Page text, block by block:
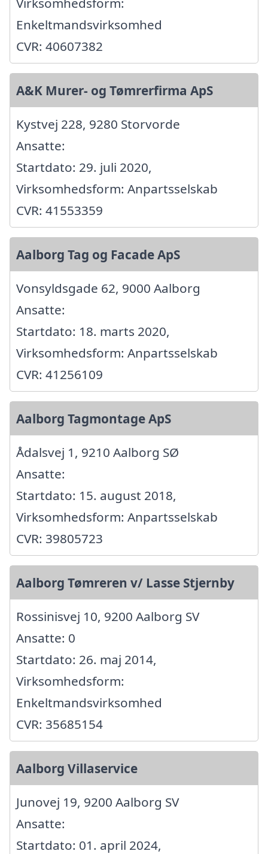
Enkeltmandsvirksomhed
CVR: 40607382
A&K Murer- og Tømrerfirma ApS
Kystvej 228, 9280 Storvorde
Ansatte:
Startdato: 29. juli 2020,
Virksomhedsform: Anpartsselskab
CVR: 41553359
Aalborg Tag og Facade ApS
Vonsyldsgade 62, 9000 Aalborg
Ansatte:
Startdato: 18. marts 2020,
Virksomhedsform: Anpartsselskab
CVR: 41256109
Aalborg Tagmontage ApS
Ådalsvej 1, 9210 Aalborg SØ
Ansatte:
Startdato: 15. august 2018,
Virksomhedsform: Anpartsselskab
CVR: 39805723
Aalborg Tømreren v/ Lasse Stjernby
Rossinisvej 10, 9200 Aalborg SV
Ansatte: 0
Startdato: 26. maj 2014,
Virksomhedsform:
Enkeltmandsvirksomhed
CVR: 35685154
Aalborg Villaservice
Junovej 19, 9200 Aalborg SV
Ansatte:
Startdato: 01. april 2024,